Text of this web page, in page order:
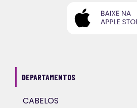
DEPARTAMENTOS
CABELOS